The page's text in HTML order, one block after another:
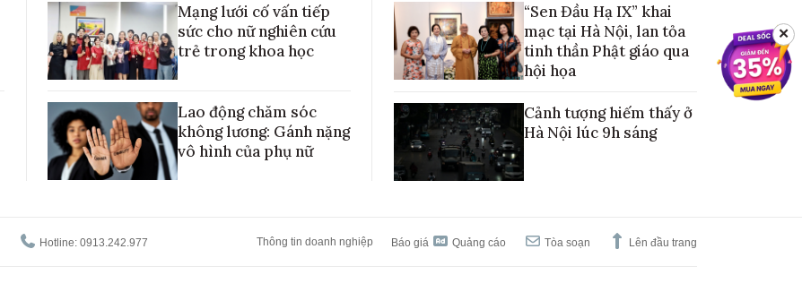
Mạng lưới cố vấn tiếp
sức cho nữ nghiên cứu
trẻ trong khoa học
Lao động chăm sóc
không lương: Gánh nặng
vô hình của phụ nữ
“Sen Đầu Hạ IX” khai
mạc tại Hà Nội, lan tỏa
tinh thần Phật giáo qua
hội họa
Cảnh tượng hiếm thấy ở
Hà Nội lúc 9h sáng
Hotline: 0913.242.977 Thông tin doanh nghiệp Báo giá Quảng cáo Tòa soạn Lên đầu trang
✕